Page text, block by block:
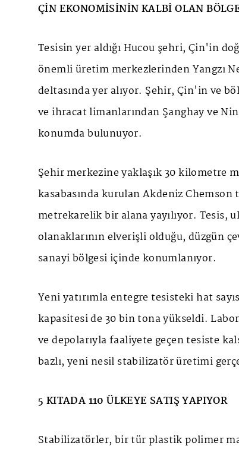
ÇİN EKONOMİSİNİN KALBİ OLAN
Tesisin yer aldığı Hucou şehri, Çin'in
önemli üretim merkezlerinden Yangzı
deltasında yer alıyor. Şehir, Çin'in ve
ve ihracat limanlarından Şanghay ve
konumda bulunuyor.
Şehir merkezine yaklaşık 30 kilometre
kasabasında kurulan Akdeniz Chemson
metrekarelik bir alana yayılıyor. Tesis,
olanaklarının elverişli olduğu, düzgün
sanayi bölgesi içinde konumlanıyor.
Yeni yatırımla entegre tesisteki hat
kapasitesi de 30 bin tona yükseldi.
ve depolarıyla faaliyete geçen tesiste
bazlı, yeni nesil stabilizatör üretimi
5 KITADA 110 ÜLKEYE SATIŞ YAPIYOR
Stabilizatörler, bir tür plastik polimer